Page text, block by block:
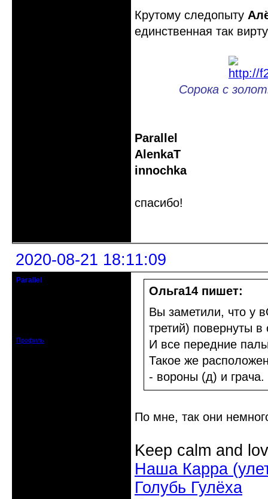
Крутому следопыту
единственная так
Сорока с
Parallel
AlenkaT
innochka
спасибо!
2020-08-21 18:11:09
Parallel
Профиль
Ольга14 пишет:
Вы заметили, что у
третий) повернуты
И все передние
Такое же
- вороны (д) и грача.
По мне, так они
Keep calm and
Наша Карра
Голубь Гулёха